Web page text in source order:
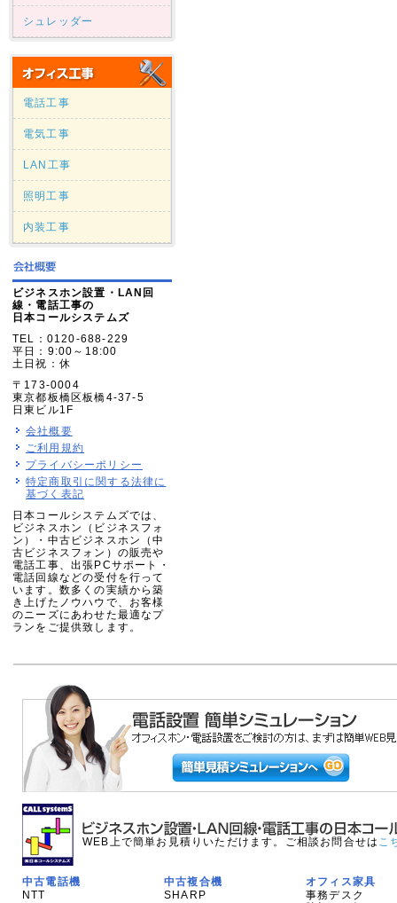
シュレッダー
電話工事
電気工事
LAN工事
照明工事
内装工事
ビジネスホン設置・LAN回
線・電話工事の
日本コールシステムズ
TEL：0120-688-229
平日：9:00～18:00
土日祝：休
〒173-0004
東京都板橋区板橋4-37-5
日東ビル1F
会社概要
ご利用規約
プライバシーポリシー
特定商取引に関する法律に
基づく表記
日本コールシステムズでは、
ビジネスホン（ビジネスフォ
ン）・中古ビジネスホン（中
古ビジネスフォン）の販売や
電話工事、出張PCサポート・
電話回線などの受付を行って
います。数多くの実績から築
き上げたノウハウで、お客様
のニーズにあわせた最適なプ
ランをご提供致します。
WEB上で簡単お見積りいただけます。ご相談お問合せは こ
中古電話機
NTT
中古複合機
SHARP
オフィス家具
事務デスク